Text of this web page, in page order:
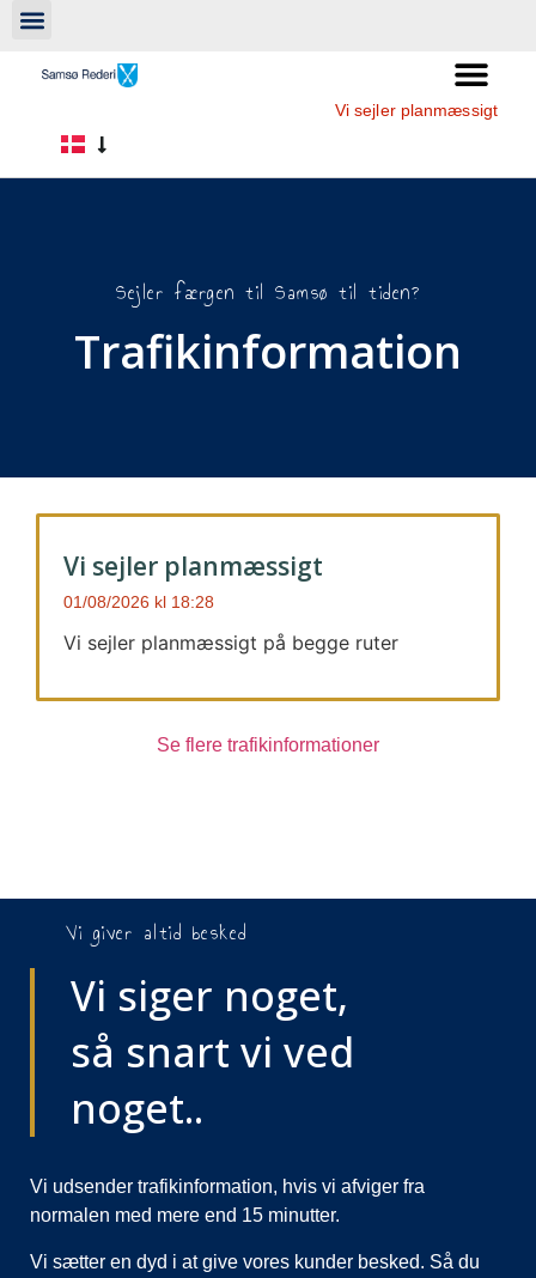
Vi sejler planmæssigt
Sejler færgen til Samsø til tiden?
Trafikinformation
Vi sejler planmæssigt
01/08/2026 18:28
Vi sejler planmæssigt på begge ruter
Se flere trafikinformationer
Vi giver altid besked
Vi siger noget,
så snart vi ved
noget..
Vi udsender trafikinformation, hvis vi afviger fra
normalen med mere end 15 minutter.
Vi sætter en dyd i at give vores kunder besked. Så du